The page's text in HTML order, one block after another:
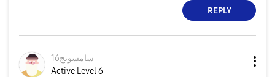
REPLY
سامسونج16
Active Level 6